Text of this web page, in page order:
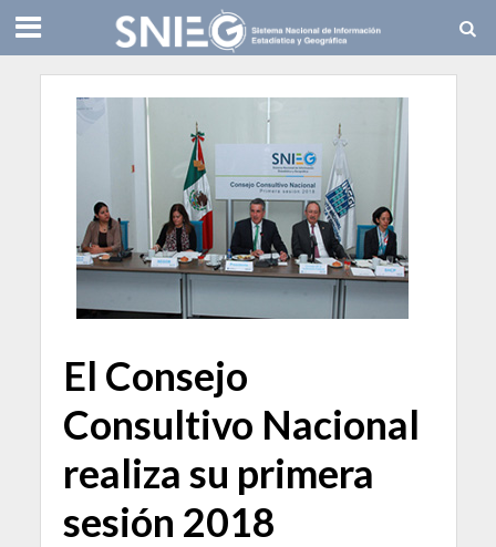
El Consejo
Consultivo Nacional
realiza su primera
sesión 2018